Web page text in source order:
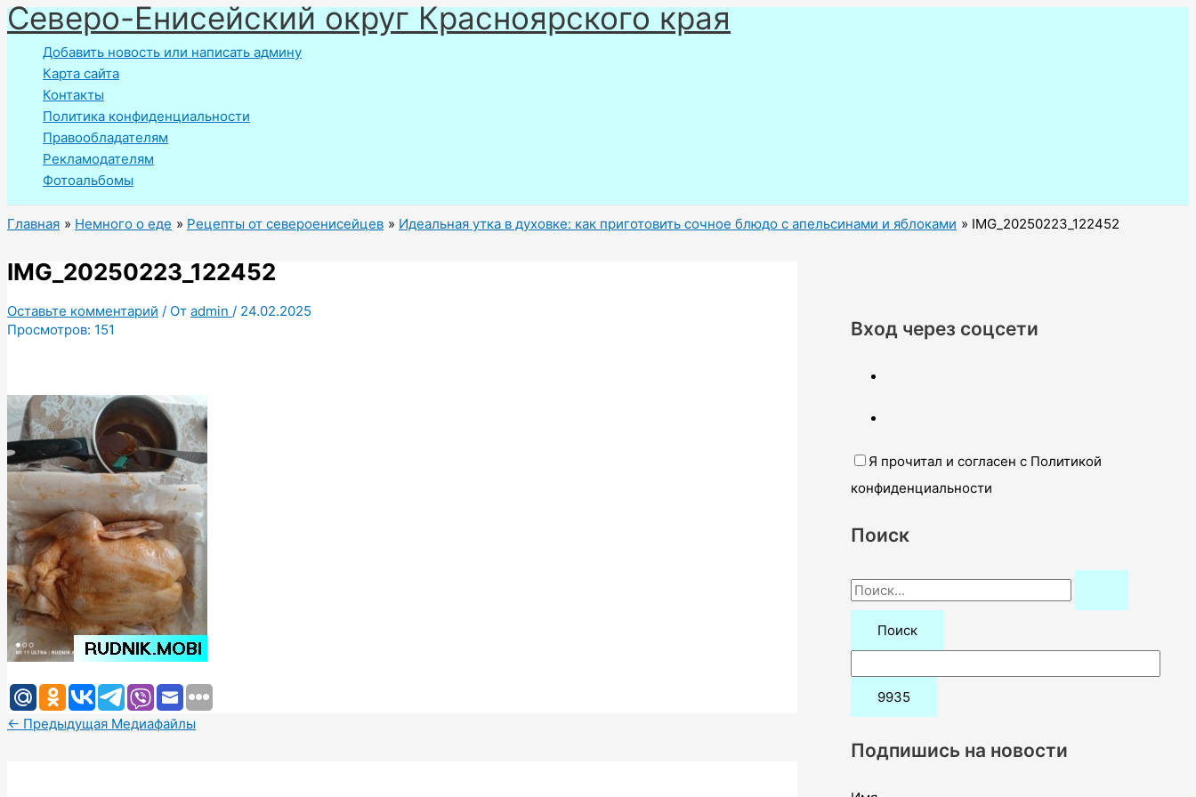
Перейти
к
содержимому
Северо-Енисейский округ Красноярского края
Добавить новость или написать админу
Карта сайта
Контакты
Политика конфиденциальности
Правообладателям
Рекламодателям
Фотоальбомы
Главная Немного о еде Рецепты от североенисейцев Идеальная утка в духовке: как приготовить сочное блюдо с апельсинами и яблоками IMG_20250223_122452
IMG_20250223_122452
Оставьте комментарий / От admin / 24.02.2025
Просмотров: 151
← Предыдущая Медиафайлы
Вход через соцсети
Я прочитал и согласен с Политикой
конфиденциальности
Поиск
П
о
:
Подпишись на новости